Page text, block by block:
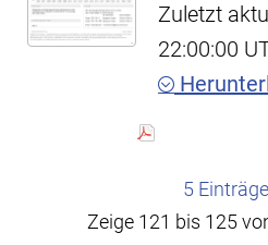
Zuletzt
22:00:00
5 Einträge
Zeige 121 bis 125